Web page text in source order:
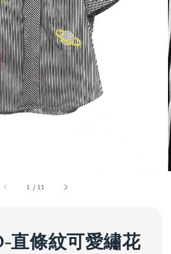
1 /11
直條紋可愛繡花